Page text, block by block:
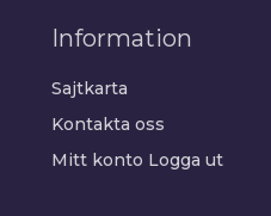
Information
Sajtkarta
Kontakta oss
Mitt konto Logga ut